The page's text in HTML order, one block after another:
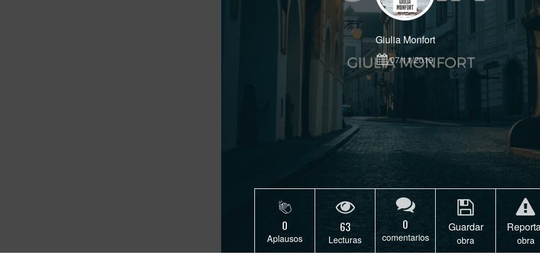
Giulia Monfort
07/11/2019
0
Aplausos
63
Lecturas
0
comentarios
Guardar
obra obra